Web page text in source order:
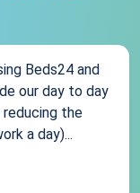
Beds24 and
our day to day
the
a day)...